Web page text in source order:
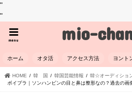
"
"
mio-
menu
ホーム オタ活 アクセス方法 ヨント
HOME 韓 国 韓国芸能情報 韓☆オーディショ
ボイプラ｜ソンハンビンの目と鼻は整形なの？過去の画